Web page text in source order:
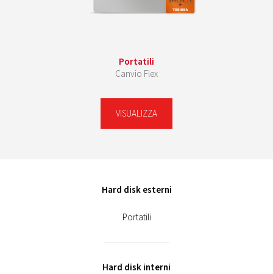
Portatili
Canvio Flex
VISUALIZZA
Hard disk esterni
Portatili
Hard disk interni